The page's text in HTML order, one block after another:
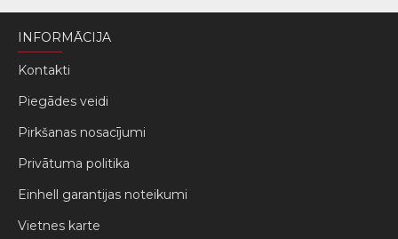
INFORMĀCIJA
Kontakti
Piegādes veidi
Pirkšanas nosacījumi
Privātuma politika
Einhell garantijas noteikumi
Vietnes karte